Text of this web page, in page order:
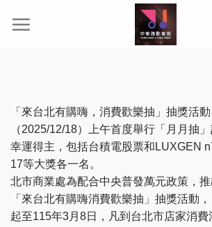
「來台北有購嗨，消費歡樂抽」抽獎活
（2025/12/18）上午首度舉行「月月抽
幸運得主，包括台積電股票和LUXGEN
17等大獎各一名。
北市商業處為配合中央普發萬元政策，
「來台北有購嗨消費歡樂抽」抽獎活動
起至115年3月8日，凡到台北市店家消費